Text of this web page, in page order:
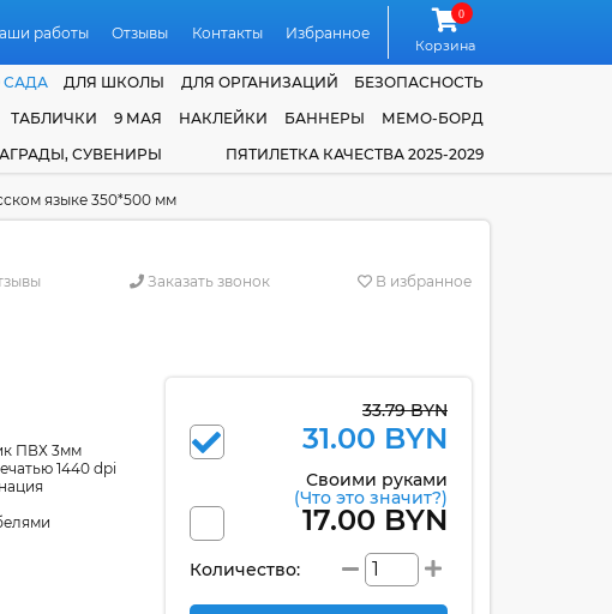
работы Отзывы Контакты Избранное
0
Корзина
САДА ДЛЯ ШКОЛЫ ДЛЯ ОРГАНИЗАЦИЙ
БЕЗОПАСНОСТЬ
ТАБЛИЧКИ 9 МАЯ НАКЛЕЙКИ БАННЕРЫ
МЕМО-БОРД
СУВЕНИРЫ ПЯТИЛЕТКА КАЧЕСТВА 2025-2029
языке 350*500 мм
Заказать звонок В избранное
ПВХ 3мм
1440 dpi
33.79 BYN
31.00 BYN
Своими руками
(Что это значит?)
17.00 BYN
Количество: